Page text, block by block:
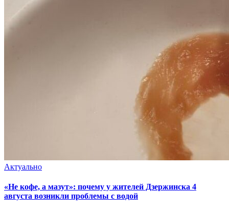
Актуально
«Не кофе, а мазут»: почему у жителей Дзержинска 4
августа возникли проблемы с водой